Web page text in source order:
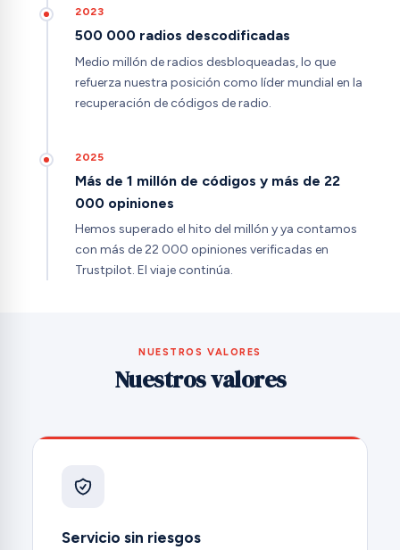
2023
500 000 radios descodificadas
Medio millón de radios desbloqueadas, lo que
refuerza nuestra posición como líder mundial en la
recuperación de códigos de radio.
2025
Más de 1 millón de códigos y más de 22
000 opiniones
Hemos superado el hito del millón y ya contamos
con más de 22 000 opiniones verificadas en
Trustpilot. El viaje continúa.
NUESTROS VALORES
Nuestros valores
Servicio sin riesgos